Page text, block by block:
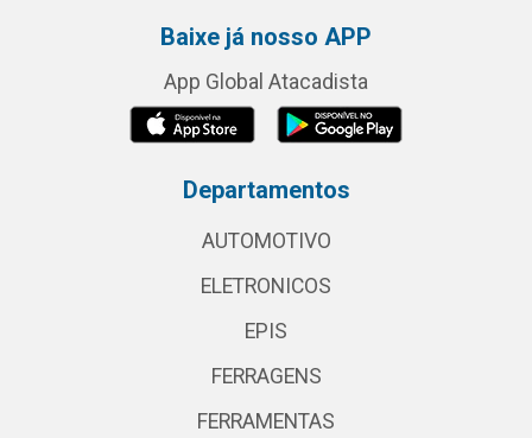
Baixe já nosso APP
App Global Atacadista
Departamentos
AUTOMOTIVO
ELETRONICOS
EPIS
FERRAGENS
FERRAMENTAS